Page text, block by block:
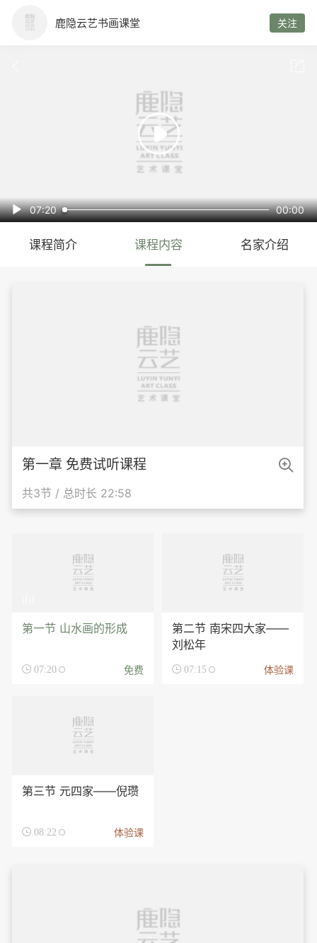
鹿隐云艺书画课堂 关注

 07:20 00:00
课程简介 课程内容 名家介绍
第一章 免费试听课程
共3节 / 总时长 22:58

第一节 山水画的形成
 07:20 免费
第二节 南宋四大家——
刘松年
 07:15 体验课
第三节 元四家——倪瓒
 08:22 体验课